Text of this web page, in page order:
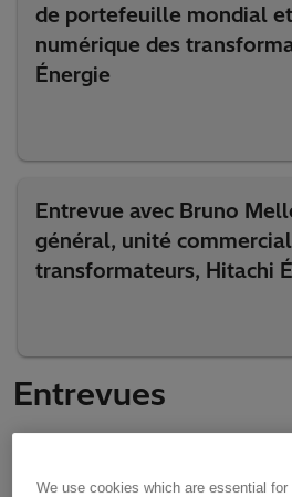
de portefeuille mondial
numérique des
Énergie
Entrevue avec Bruno
général, unité
transformateurs, Hitachi
Entrevues
We use cookies which are essential for